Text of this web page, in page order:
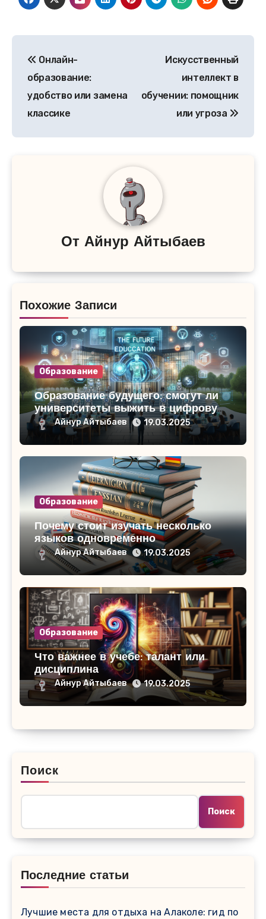
по
записям
Онлайн-
образование:
удобство или замена
классике
Искусственный
интеллект в
обучении: помощник
или угроза
От Айнур Айтыбаев
Похожие Записи
Образование
Образование будущего: смогут ли
университеты выжить в цифровую
эпохуАйнур Айтыбаев 19.03.2025
Образование
Почему стоит изучать несколько
языков одновременно
Айнур Айтыбаев 19.03.2025
Образование
Что важнее в учебе: талант или
дисциплина
Айнур Айтыбаев 19.03.2025
Поиск
Поиск
Последние статьи
Лучшие места для отдыха на Алаколе: гид по